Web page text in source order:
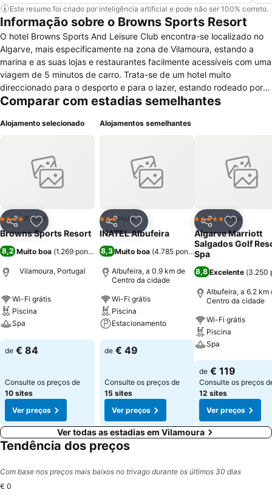
Este resumo foi criado por inteligência artificial e pode não ser 100% correto.
Informação sobre o Browns Sports Resort
O hotel Browns Sports And Leisure Club encontra-se localizado no
Algarve, mais especificamente na zona de Vilamoura, estando a
marina e as suas lojas e restaurantes facilmente acessíveis com uma
viagem de 5 minutos de carro. Trata-se de um hotel muito
direccionado para o desporto e para o lazer, estando rodeado por 6
campos de golf, além de muitas actividades possíveis. Nestas estão
bilhar, ciclismo, dardos, centro de fitness, sala de jogos,
condicionado, aquecimento, secretária, entrada privada, sofá-
cama, telefone, fax, leitor de dvd, televisão por cabo, comodidades
para fazer café e chá, casa de banho com artigos de higiene
hotel está disponível 24 horas por dia, existe estacionamento, sala
para bagagem e ainda um restaurante e um bar. Os hóspedes
poderão solicitar transfer do aeroporto, e usufruir de serviços de
câmbio bem como de serviços específicos para quem viaja em
negócios.
Comparar com estadias semelhantes
Alojamento selecionado
PartilharAdicionar aos favoritos
4 EstrelasResort
Browns Sports Resort
8,2 Muito boa (1.269 pontuações)
Vilamoura, Portugal
Wi-Fi grátis
Piscina
Spa
Ver preços
de € 84
Consulte os preços de
10 sites
Ver preços
Alojamentos semelhantes
PartilharAdicionar aos favoritos
3 Estrelas
Hotel
INATEL Albufeira
8,3Muito boa (4.785 pontuações
Albufeira, a 0.9 km de
Centro da cidade
Wi-Fi grátis
Piscina
Estacionamento
Ver preços
de € 49
Consulte os preços de
15 sites
Ver preços
Partilhar
5 EstrelasHotel
Algarve Marriott
Salgados Golf
Spa
8,8Excelente (3.250
Albufeira, a 6.2 km
Centro da cidade
Wi-Fi grátis
Piscina
Spa
Ver preços
de € 119
Consulte os preços
12 sites
Ver preços
Ver todas as estadias em Vilamoura
Tendência dos preços
Com base nos preços mais baixos no trivago durante os últimos 30 dias
€ 0